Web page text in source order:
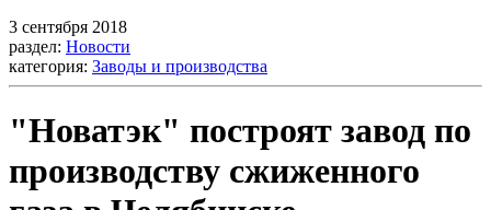
3 сентября 2018
раздел: Новости
категория: Заводы и производства
"Новатэк" построят завод по
производству сжиженного